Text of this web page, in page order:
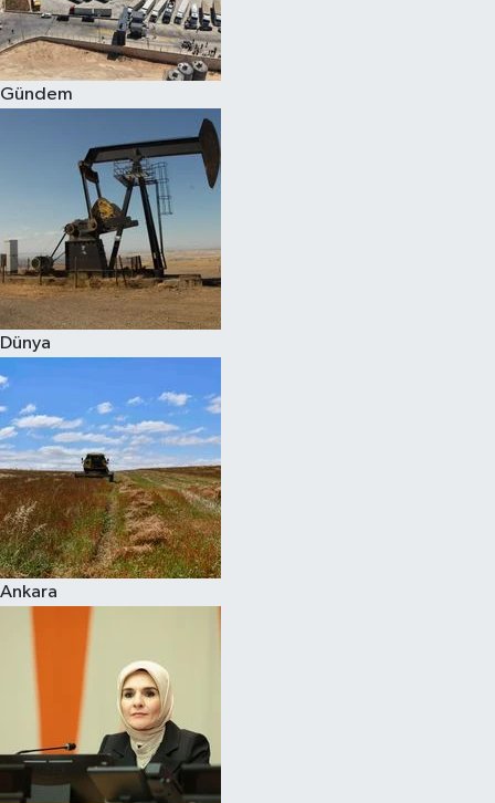
Gündem
Dünya
Ankara
Spor
Burç Yorumları
Çocuk
Eğitim
Hava Durumu
Kadın
Kültür Sanat
Sağlık
Siyaset
Teknoloji
Televizyon
Yaşam-Çevre